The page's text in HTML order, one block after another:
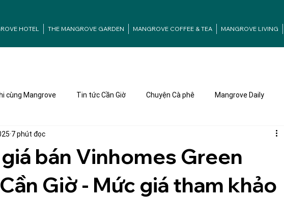
HOTEL THE MANGROVE GARDEN MANGROVE COFFEE & TEA MANGROVE LIVING
cùng Mangrove Tin tức Cần Giờ Chuyện Cà phê Mangrove Daily
bán Vinhomes Green
Giờ - Mức giá tham khảo
7 phút đọc